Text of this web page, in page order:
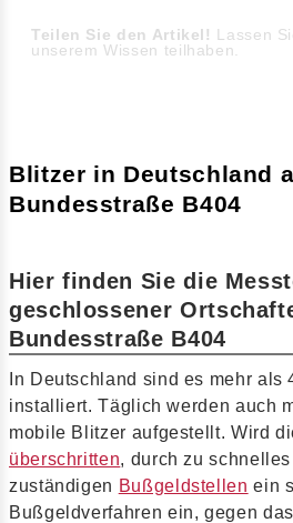
Teilen Sie den Artikel! Lassen
unserem Wissen teilhaben.
Blitzer in Deutschland
Bundesstraße B404
Hier finden Sie die
geschlossener
Bundesstraße B404
In Deutschland sind es mehr als
installiert. Täglich werden auch
mobile Blitzer aufgestellt. Wird
überschritten, durch zu
zuständigen Bußgeldstellen ein
Bußgeldverfahren ein, gegen